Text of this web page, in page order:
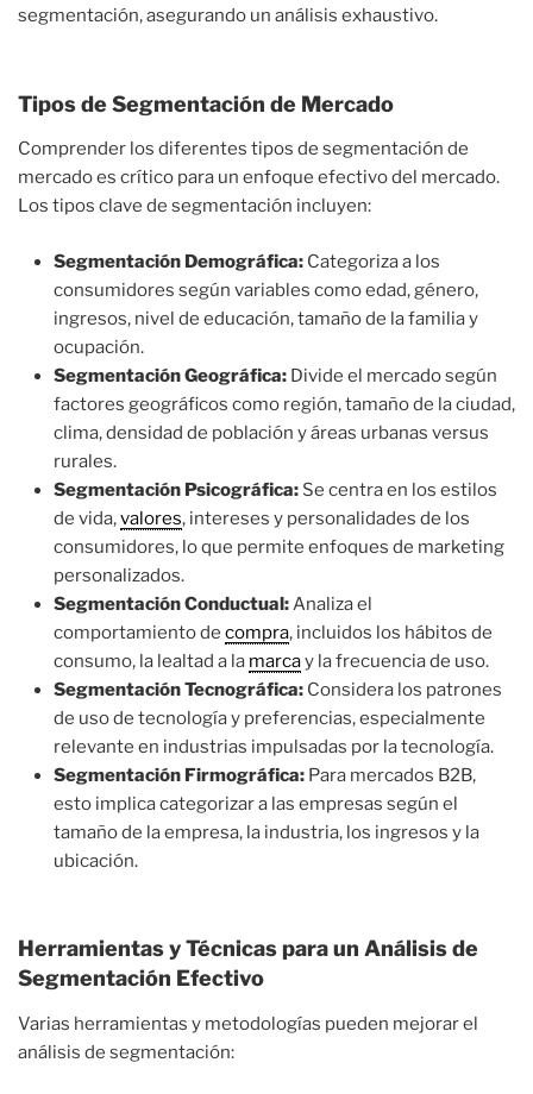
segmentación, asegurando un análisis exhaustivo.
Tipos de Segmentación de Mercado
Comprender los diferentes tipos de segmentación de
mercado es crítico para un enfoque efectivo del mercado.
Los tipos clave de segmentación incluyen:
Segmentación Demográfica: Categoriza a los
consumidores según variables como edad, género,
ingresos, nivel de educación, tamaño de la familia y
ocupación.
Segmentación Geográfica: Divide el mercado según
factores geográficos como región, tamaño de la ciudad,
clima, densidad de población y áreas urbanas versus
rurales.
Segmentación Psicográfica: Se centra en los estilos
de vida,valores, intereses y personalidades de los
consumidores, lo que permite enfoques de marketing
personalizados.
Segmentación Conductual:Analiza el
comportamiento de compra, incluidos los hábitos de
consumo, la lealtad a la marcay la frecuencia de uso.
Segmentación Tecnográfica: Considera los patrones
de uso de tecnología y preferencias, especialmente
relevante en industrias impulsadas por la tecnología.
Segmentación Firmográfica: Para mercados B2B,
esto implica categorizar a las empresas según el
tamaño de la empresa, la industria, los ingresos y la
ubicación.
Herramientas y Técnicas para un Análisis de
Segmentación Efectivo
Varias herramientas y metodologías pueden mejorar el
análisis de segmentación: